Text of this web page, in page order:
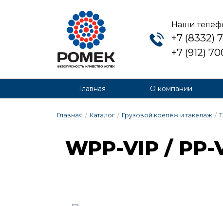
Главная О компании
Наши
+7 (8332)
+7 (912)
Главная / Каталог / Грузовой крепёж и такелаж /
WPP-VIP /